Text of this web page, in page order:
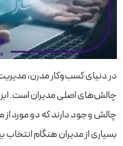
در دنیای کسب‌وکار مدرن،
چالش‌های اصلی مدیران است.
بسیاری از مدیران هنگام